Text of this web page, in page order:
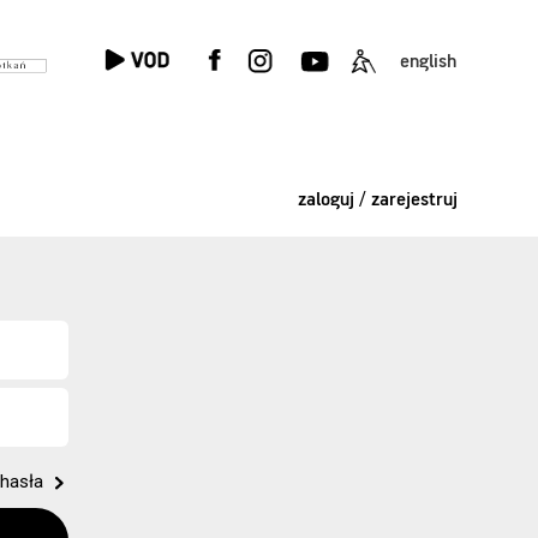
english
zaloguj / zarejestruj